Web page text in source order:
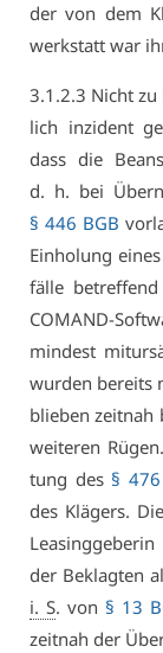
der von dem
werk­statt war
3.​1.​2.​3 Nicht
lich in­zi­dent
dass die
d. h. bei
§ 446 BGB
Ein­ho­lung
fäl­le
CO­MAND-
min­dest
wur­den be­reits
blie­ben zeit­nah
wei­te­ren
tung des §
des Klä­gers.
der Be­klag­ten
i. S. von § 13
zeit­nah der